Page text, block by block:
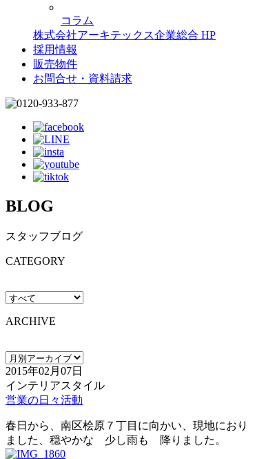
コラム
株式会社アーキテックス企業総合 HP
採用情報
販売物件
お問合せ・資料請求
BLOG
スタッフブログ
CATEGORY
ARCHIVE
2015年02月07日
インテリアスタイル
営業の日々活動
春日から、南区桧原７丁目に向かい、現地におり
ました、穏やかな 少し雨も 降りました。